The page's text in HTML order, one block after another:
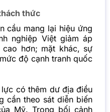
thức
cầu mang lại hiệu ứng
nghiệp Việt giảm áp
hơn; mặt khác, sự
độ cạnh tranh quốc
có thêm dư địa điều
cần theo sát diễn biến
Mỹ. Trong bối cảnh